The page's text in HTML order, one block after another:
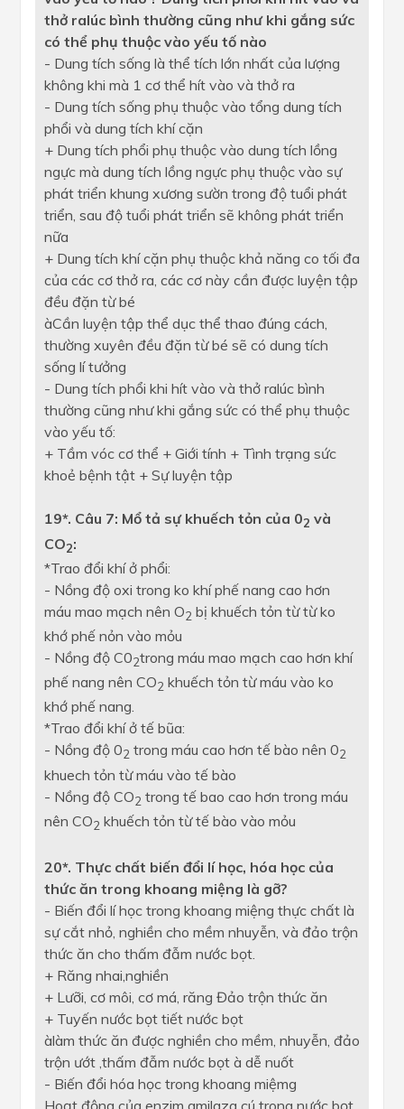
thở ralúc bình thường cũng như khi gắng sức
có thể phụ thuộc vào yếu tố nào
- Dung tích sống là thể tích lớn nhất của lượng
không khi mà 1 cơ thể hít vào và thở ra
- Dung tích sống phụ thuộc vào tổng dung tích
phổi và dung tích khí cặn
+ Dung tích phổi phụ thuộc vào dung tích lồng
ngực mà dung tích lồng ngực phụ thuộc vào sự
phát triển khung xương sườn trong độ tuổi phát
triển, sau độ tuổi phát triển sẽ không phát triển
nữa
+ Dung tích khí cặn phụ thuộc khả năng co tối đa
của các cơ thở ra, các cơ này cần được luyện tập
đều đặn từ bé
àCần luyện tập thể dục thể thao đúng cách,
thường xuyên đều đặn từ bé sẽ có dung tích
sống lí tưởng
- Dung tích phổi khi hít vào và thở ralúc bình
thường cũng như khi gắng sức có thể phụ thuộc
vào yếu tố:
+ Tầm vóc cơ thể + Giới tính + Tình trạng sức
khoẻ bệnh tật + Sự luyện tập
19*. Câu 7: Mổ tả sự khuếch tỏn của 02 và
CO2:
*Trao đổi khí ở phổi:
- Nồng độ oxi trong ko khí phế nang cao hơn
máu mao mạch nên O2 bị khuếch tỏn từ từ ko
khớ phế nỏn vào mỏu
- Nồng độ C02trong máu mao mạch cao hơn khí
phế nang nên CO2 khuếch tỏn từ máu vào ko
khớ phế nang.
*Trao đổi khí ở tế bũa:
- Nồng độ 02 trong máu cao hơn tế bào nên 02
khuech tỏn từ máu vào tế bào
- Nồng độ CO2 trong tế bao cao hơn trong máu
nên CO2 khuếch tỏn từ tế bào vào mỏu
20*. Thực chất biến đổi lí học, hóa học của
thức ăn trong khoang miệng là gỡ?
- Biến đổi lí học trong khoang miệng thực chất là
sự cắt nhỏ, nghiền cho mềm nhuyễn, và đảo trộn
thức ăn cho thấm đẫm nước bọt.
+ Răng nhai,nghiền
+ Lưỡi, cơ môi, cơ má, răng Đảo trộn thức ăn
+ Tuyến nước bọt tiết nước bọt
àlàm thức ăn được nghiền cho mềm, nhuyễn, đảo
trộn ướt ,thấm đẫm nước bọt à dễ nuốt
- Biến đổi hóa học trong khoang miệmg
Hoạt động của enzim amilaza cú trong nước bọt